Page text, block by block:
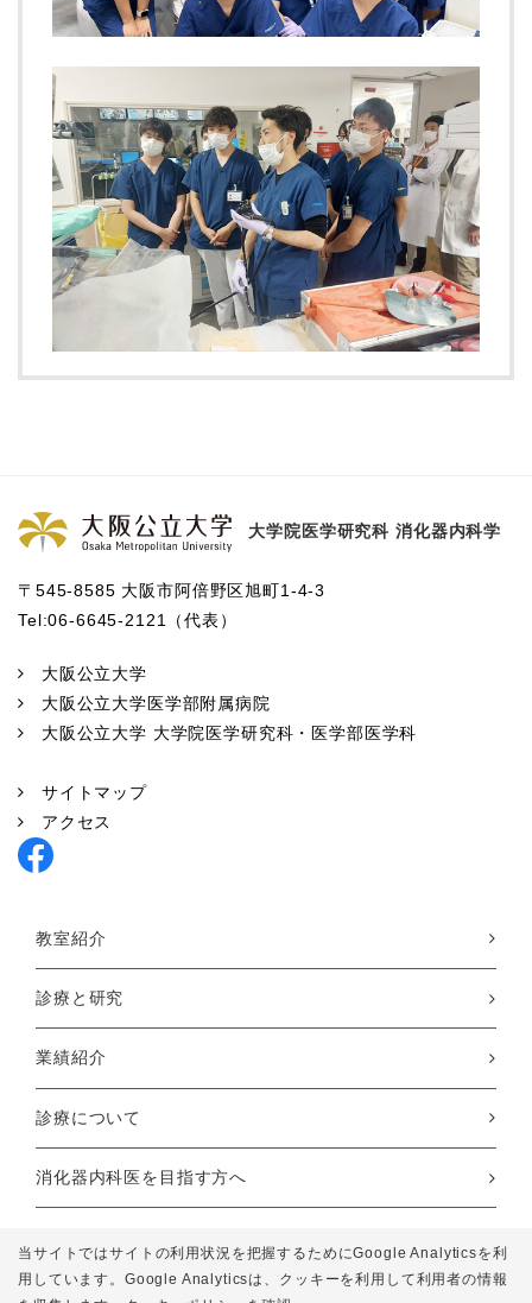
当サイトではサイトの利用状況を把握するためにGoogle Analyticsを利
用しています。Google Analyticsは、 クッキーを利用して利用者の情報
大学院医学研究科 消化器内科学
〒545-8585 大阪市阿倍野区旭町1-4-3
Tel:06-6645-2121（代表）
大阪公立大学
大阪公立大学医学部附属病院
大阪公立大学 大学院医学研究科・医学部医学科
サイトマップ
アクセス
教室紹介
診療と研究
業績紹介
診療について
消化器内科医を目指す方へ